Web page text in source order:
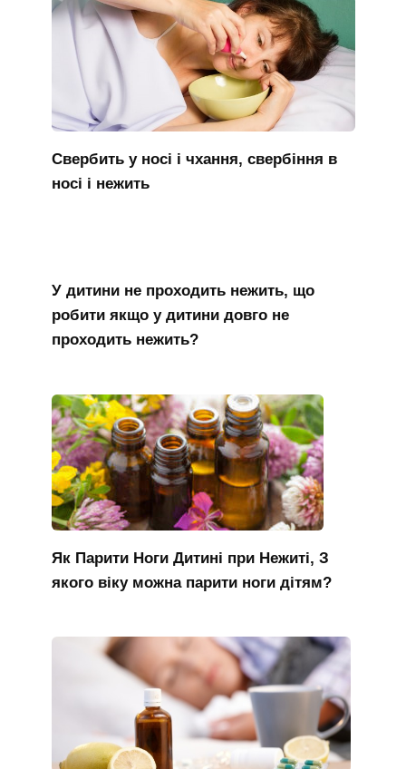
Свербить у носі і чхання, свербіння в
носі і нежить
У дитини не проходить нежить, що
робити якщо у дитини довго не
проходить нежить?
Як Парити Ноги Дитині при Нежиті, З
якого віку можна парити ноги дітям?